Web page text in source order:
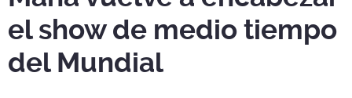
el show de medio tiempo
del Mundial